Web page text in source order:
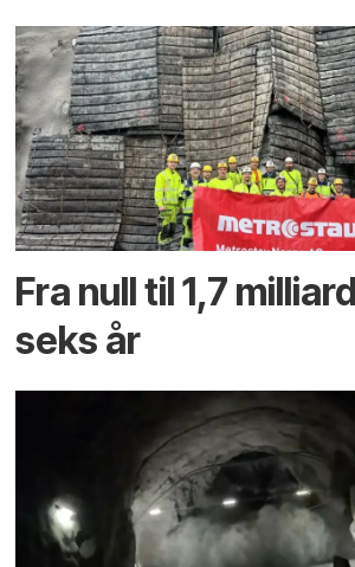
Fra null til 1,7
seks år